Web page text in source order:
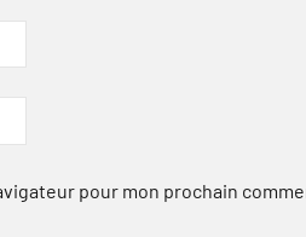
pour mon prochain